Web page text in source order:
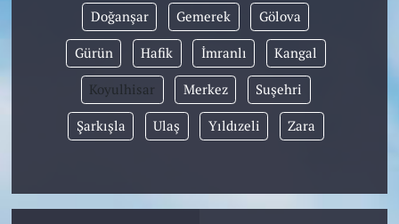
Doğanşar Gemerek Gölova
Gürün Hafik İmranlı Kangal
Koyulhisar Merkez Suşehri
Şarkışla Ulaş Yıldızeli Zara